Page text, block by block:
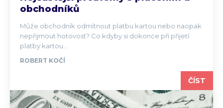
obchodníků
Může obchodník odmítnout platbu kartou nebo naopak
nepřijmout hotovost? Co kdyby si dokonce při přijetí
platby kartou...
ROBERT KOČÍ
ČÍST